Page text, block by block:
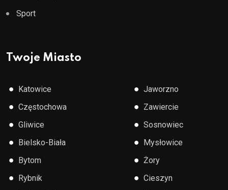
Sport
Twoje Miasto
● Katowice
● Częstochowa
● Gliwice
● Bielsko-Biała
● Bytom
● Rybnik
● Jaworzno
● Zawiercie
● Sosnowiec
● Mysłowice
● Żory
● Cieszyn